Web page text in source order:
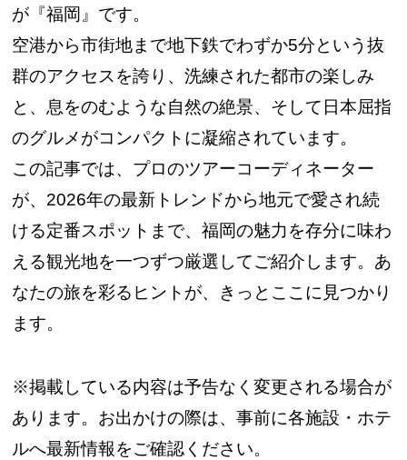
が『福岡』です。
空港から市街地まで地下鉄でわずか5分という抜
群のアクセスを誇り、洗練された都市の楽しみ
と、息をのむような自然の絶景、そして日本屈指
のグルメがコンパクトに凝縮されています。
この記事では、プロのツアーコーディネーター
が、2026年の最新トレンドから地元で愛され続
ける定番スポットまで、福岡の魅力を存分に味わ
える観光地を一つずつ厳選してご紹介します。あ
なたの旅を彩るヒントが、きっとここに見つかり
ます。
※掲載している内容は予告なく変更される場合が
あります。お出かけの際は、事前に各施設・ホテ
ルへ最新情報をご確認ください。